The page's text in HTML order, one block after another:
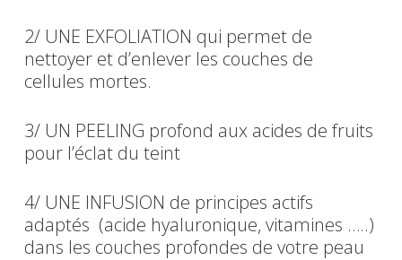
2/ UNE EXFOLIATION qui permet de
nettoyer et d’enlever les couches de
cellules mortes.
3/ UN PEELING profond aux acides de fruits
pour l’éclat du teint
4/ UNE INFUSION de principes actifs
adaptés (acide hyaluronique, vitamines …..)
dans les couches profondes de votre peau